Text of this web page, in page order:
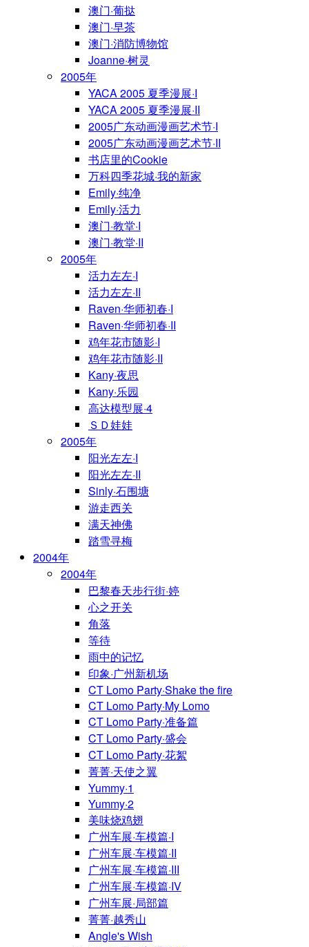
澳门·葡挞
澳门·早茶
澳门·消防博物馆
Joanne·树灵
2005年
YACA 2005 夏季漫展·I
YACA 2005 夏季漫展·II
2005广东动画漫画艺术节·I
2005广东动画漫画艺术节·II
书店里的Cookie
万科四季花城·我的新家
Emily·纯净
Emily·活力
澳门·教堂·I
澳门·教堂·II
2005年
活力左左·I
活力左左·II
Raven·华师初春·I
Raven·华师初春·II
鸡年花市随影·I
鸡年花市随影·II
Kany·夜思
Kany·乐园
高达模型展·4
ＳＤ娃娃
2005年
阳光左左·I
阳光左左·II
Sinly·石围塘
游走西关
满天神佛
踏雪寻梅
2004年
2004年
巴黎春天步行街·婷
心之开关
角落
等待
雨中的记忆
印象·广州新机场
CT Lomo Party·Shake the fire
CT Lomo Party·My Lomo
CT Lomo Party·准备篇
CT Lomo Party·盛会
CT Lomo Party·花絮
菁菁·天使之翼
Yummy·1
Yummy·2
美味烧鸡翅
广州车展·车模篇·I
广州车展·车模篇·II
广州车展·车模篇·III
广州车展·车模篇·IV
广州车展·局部篇
菁菁·越秀山
Angle's Wish